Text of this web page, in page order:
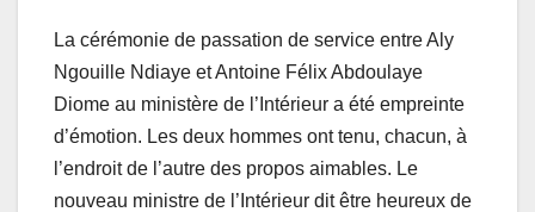
La cérémonie de passation de service entre Aly
Ngouille Ndiaye et Antoine Félix Abdoulaye
Diome au ministère de l’Intérieur a été empreinte
d’émotion. Les deux hommes ont tenu, chacun, à
l’endroit de l’autre des propos aimables. Le
nouveau ministre de l’Intérieur dit être heureux de